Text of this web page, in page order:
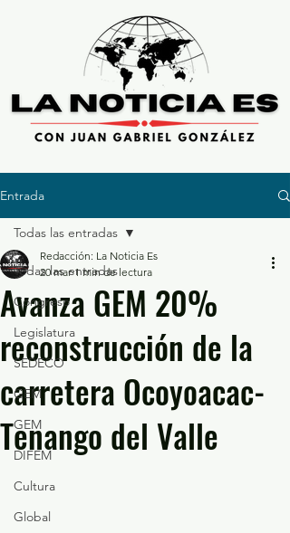
Entrada
Todas las entradas
Congreso
Legislatura
SEDECO
GEM
GEM
DIFEM
Cultura
Global
Todas las entradas
Avanza GEM 20%
reconstrucción de la
carretera Ocoyoacac-
Tenango del Valle
Redacción: La Noticia Es
20 mar 1 min de lectura